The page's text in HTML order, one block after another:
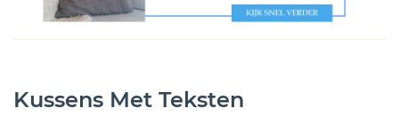
Kussens Met Teksten